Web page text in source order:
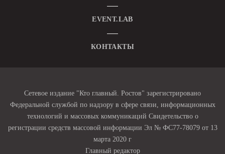
EVENT.LAB
КОНТАКТЫ
Сетевое издание "Кто главный. Ростов" зарегистрировано
Федеральной службой по надзору в сфере связи, информационных
технологий и массовых коммуникаций Свидетельство о
регистрации средств массовой информации Эл № ФС77-78079 от 13
марта 2020 г
Главный редактор